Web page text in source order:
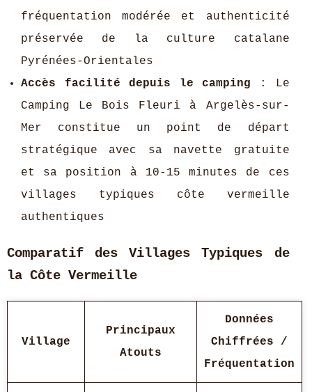
fréquentation modérée et authenticité
préservée de la culture catalane
Pyrénées-Orientales
Accès facilité depuis le camping : Le
Camping Le Bois Fleuri à Argelès-sur-
Mer constitue un point de départ
stratégique avec sa navette gratuite
et sa position à 10-15 minutes de ces
villages typiques côte vermeille
authentiques
Comparatif des Villages Typiques de
la Côte Vermeille
Village
Principaux
Atouts
Données
Chiffrées /
Fréquentation